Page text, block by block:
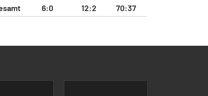
6:0 12:2 70:37